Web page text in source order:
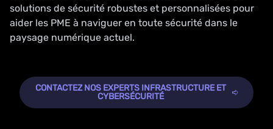
solutions de sécurité robustes et personnalisées pour
aider les PME à naviguer en toute sécurité dans le
paysage numérique actuel.
CONTACTEZ NOS EXPERTS INFRASTRUCTURE ET
CYBERSÉCURITÉ